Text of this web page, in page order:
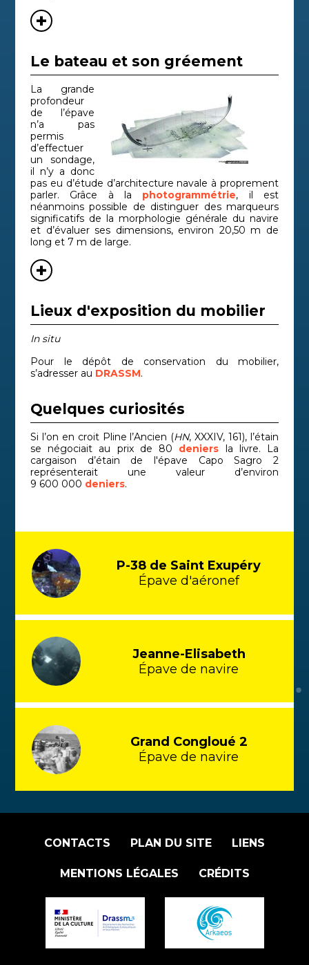
Le bateau et son gréement
La grande
profondeur
de l’épave
n’a pas
permis
d’effectuer
un sondage,
il n’y a donc
pas eu d’étude d’architecture navale à proprement
parler. Grâce à la photogrammétrie, il est
néanmoins possible de distinguer des marqueurs
significatifs de la morphologie générale du navire
et d’évaluer ses dimensions, environ 20,50 m de
long et 7 m de large.
Lieux d'exposition du mobilier
In situ
Pour le dépôt de conservation du mobilier,
s’adresser au DRASSM.
Quelques curiosités
Si l’on en croit Pline l’Ancien (HN, XXXIV, 161), l’étain
se négociait au prix de 80 deniers la livre. La
cargaison d’étain de l'épave Capo Sagro 2
représenterait une valeur d’environ
9 600 000 deniers.
P-38 de Saint Exupéry
Épave d'aéronef
Jeanne-Elisabeth
Épave de navire
Grand Congloué 2
Épave de navire
CONTACTS PLAN DU SITE LIENS
MENTIONS LÉGALES CRÉDITS